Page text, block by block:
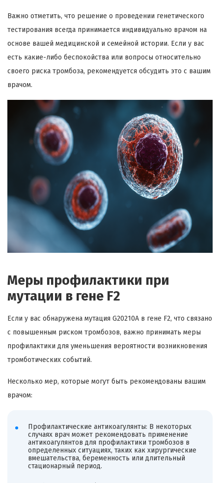
Важно отметить, что решение о проведении генетического
тестирования всегда принимается индивидуально врачом на
основе вашей медицинской и семейной истории. Если у вас
есть какие-либо беспокойства или вопросы относительно
своего риска тромбоза, рекомендуется обсудить это с вашим
врачом.
Меры профилактики при
мутации в гене F2
Если у вас обнаружена мутация G20210A в гене F2, что связано
с повышенным риском тромбозов, важно принимать меры
профилактики для уменьшения вероятности возникновения
тромботических событий.
Несколько мер, которые могут быть рекомендованы вашим
врачом:
Профилактические антикоагулянты: В некоторых
случаях врач может рекомендовать применение
антикоагулянтов для профилактики тромбозов в
определенных ситуациях, таких как хирургические
вмешательства, беременность или длительный
стационарный период.